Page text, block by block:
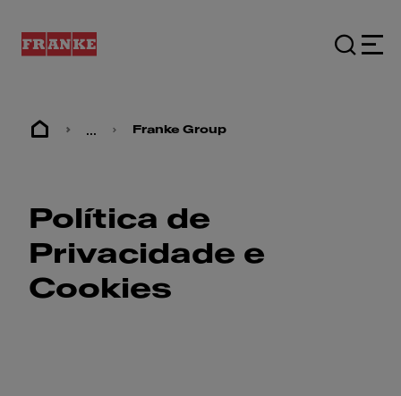
... Franke Group
Política de
Privacidade e
Cookies